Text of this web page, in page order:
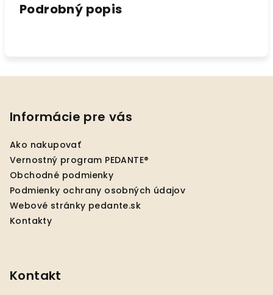
Podrobný popis
Informácie pre vás
Ako nakupovať
Vernostný program PEDANTE®
Obchodné podmienky
Podmienky ochrany osobných údajov
Webové stránky pedante.sk
Kontakty
Kontakt